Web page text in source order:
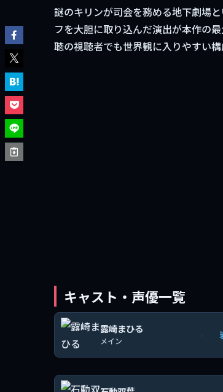
謎のキリンが司会を務める地下劇場
フを大胆に取り込んだ演出が本作の
聴の視聴者でも世界観に入りやすい構
キャスト・声優一覧
露崎まひる
メイン
›